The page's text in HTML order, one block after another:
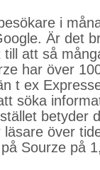
i
Är det
att så
har över
t ex
söka
betyder
över
Sourze på